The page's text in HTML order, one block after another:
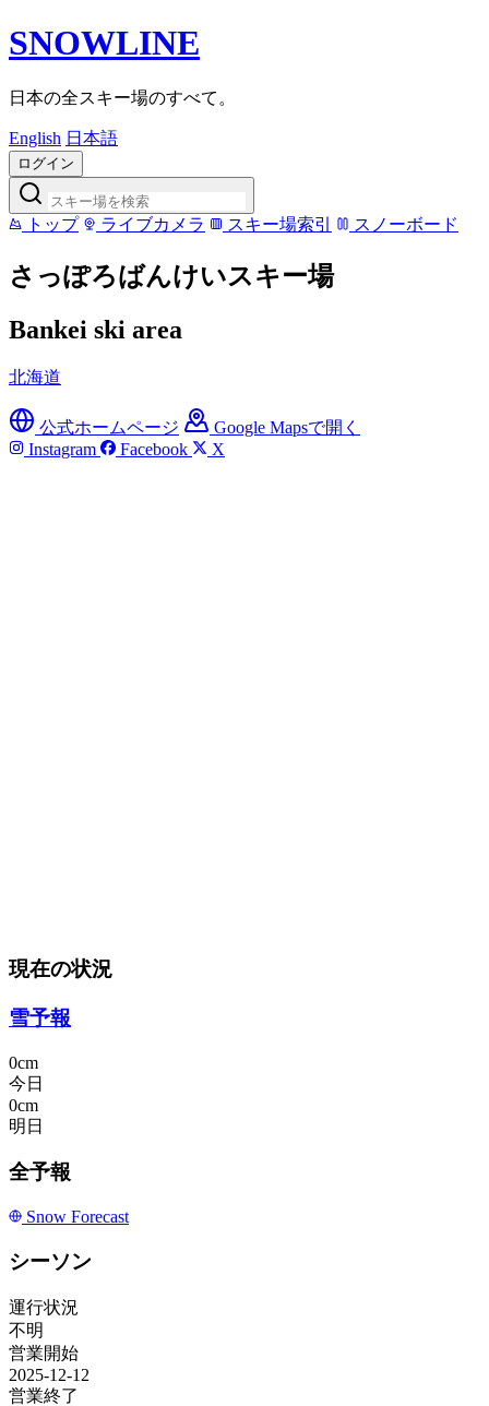
SNOWLINE
日本の全スキー場のすべて。
English 日本語
ログイン
トップ ライブカメラ スキー場索引 スノーボード
さっぽろばんけいスキー場
Bankei ski area
北海道
公式ホームページ
Google Mapsで開く
Instagram
Facebook X
現在の状況
雪予報
0cm
今日
0cm
明日
全予報
Snow Forecast
シーソン
運行状況
不明
営業開始
2025-12-12
営業終了